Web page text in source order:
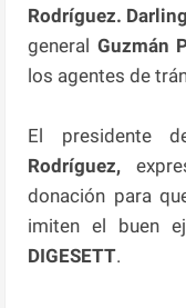
Rodríguez. Darling
general Guzmán
los agentes de
El presidente
Rodríguez,
donación para
imiten el buen
DIGESETT.